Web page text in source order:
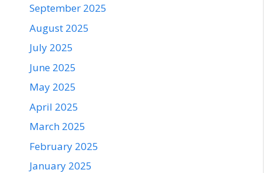
September 2025
August 2025
July 2025
June 2025
May 2025
April 2025
March 2025
February 2025
January 2025